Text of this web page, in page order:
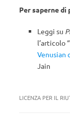
Per saperne di
Leggi su
l’articolo “
Venusian
Jain
LICENZA PER IL